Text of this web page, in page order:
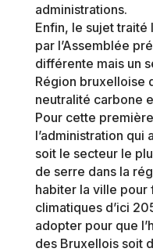
administrations.
Enfin, le sujet traité
par l’Assemblée
différente mais un
Région bruxelloise
neutralité carbone
Pour cette
l’administration qui
soit le secteur le
de serre dans la
habiter la ville
climatiques d’ici
adopter pour que
des Bruxellois soit